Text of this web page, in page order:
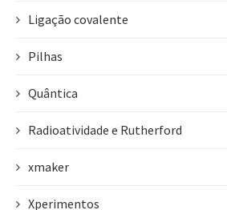
Ligação covalente
Pilhas
Quântica
Radioatividade e Rutherford
xmaker
Xperimentos